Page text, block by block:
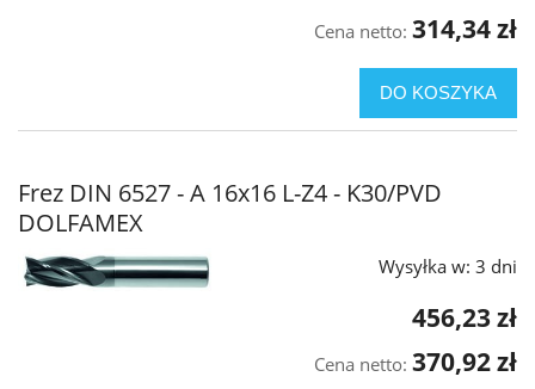
Cena netto: 314,34 zł
DO KOSZYKA
Frez DIN 6527 - A 16x16 L-Z4 - K30/PVD
DOLFAMEX
Wysyłka w: 3 dni
456,23 zł
Cena netto: 370,92 zł